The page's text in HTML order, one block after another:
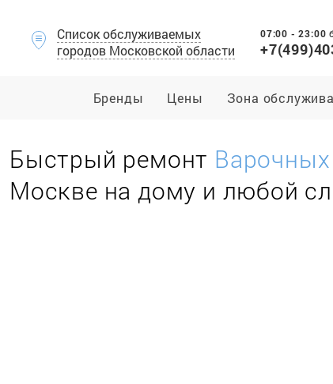
Список обслуживаемых
городов Московской области
07:00 - 23:00
Бренды Цены Зона
Быстрый ремонт Варочных
Москве на дому и любой